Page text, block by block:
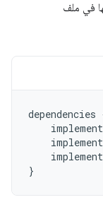
في ملف
dependencies
}